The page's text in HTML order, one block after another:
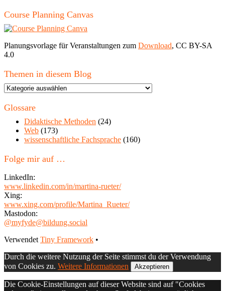
Course Planning Canvas
Planungsvorlage für Veranstaltungen zum Download, CC BY-SA
4.0
Themen in diesem Blog
Themen
diesem
Glossare
Didaktische Methoden (24)
Web (173)
wissenschaftliche Fachsprache (160)
Folge mir auf …
LinkedIn:
www.linkedin.com/in/martina-rueter/
Xing:
www.xing.com/profile/Martina_Rueter/
Mastodon:
@myfyde@bildung.social
Footer
Inhalt
Verwendet Tiny Framework •
Durch die weitere Nutzung der Seite stimmst du der Verwendung
von Cookies zu. Weitere Informationen Akzeptieren
Die Cookie-Einstellungen auf dieser Website sind auf "Cookies